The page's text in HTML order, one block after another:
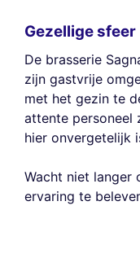
Gezellige sfeer
De brasserie
zijn gastvrije
met het gezin te
attente personeel
hier onvergetelijk
Wacht niet langer
ervaring te